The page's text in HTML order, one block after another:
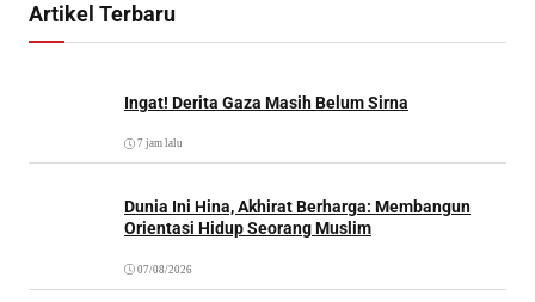
Artikel Terbaru
Ingat! Derita Gaza Masih Belum Sirna
7 jam lalu
Dunia Ini Hina, Akhirat Berharga: Membangun
Orientasi Hidup Seorang Muslim
07/08/2026